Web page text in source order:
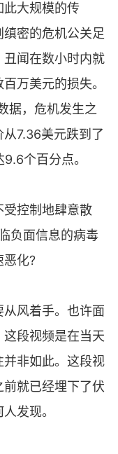
此大规模的传
密的危机公关足
闻在数小时内就
万美元的损失。
据，危机发生之
7.36美元跌到了
个百分点。
控制地肆意散
负面信息的病毒
恶化?
风着手。也许面
段视频是在当天
非如此。这段视
就已经埋下了伏
发现。